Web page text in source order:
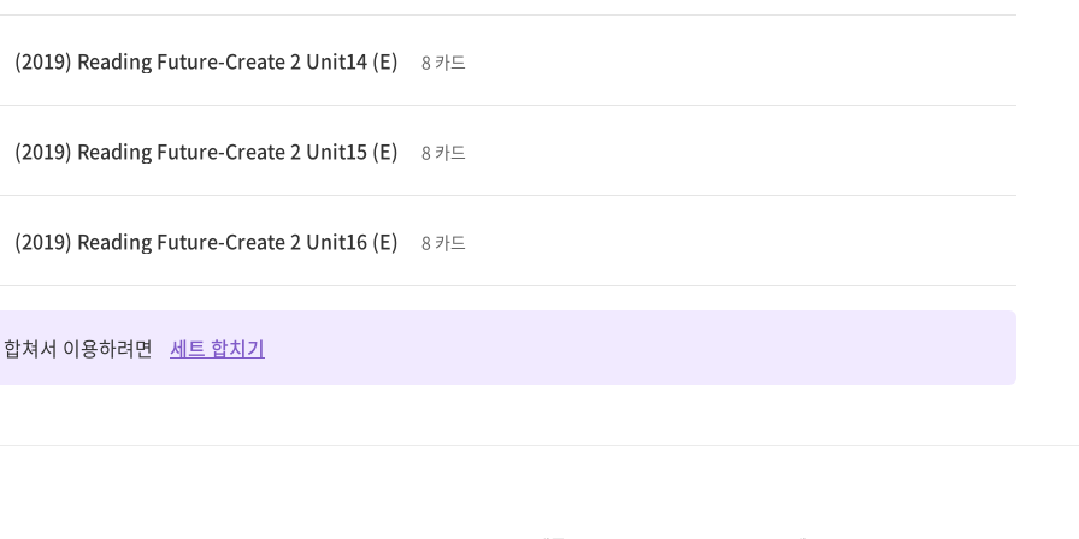
(2019) Reading Future-Create 2 Unit14 (E) 8 카드
(2019) Reading Future-Create 2 Unit15 (E) 8 카드
(2019) Reading Future-Create 2 Unit16 (E) 8 카드
쳐서 이용하려면 세트 합치기